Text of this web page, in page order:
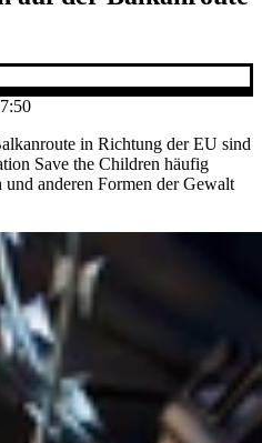
in Richtung der EU sind
Save the Children häufig
anderen Formen der Gewalt